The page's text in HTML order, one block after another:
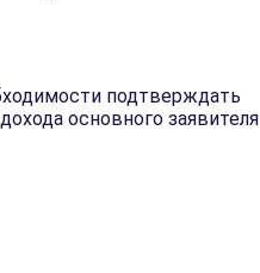
подтверждать
основного заявителя